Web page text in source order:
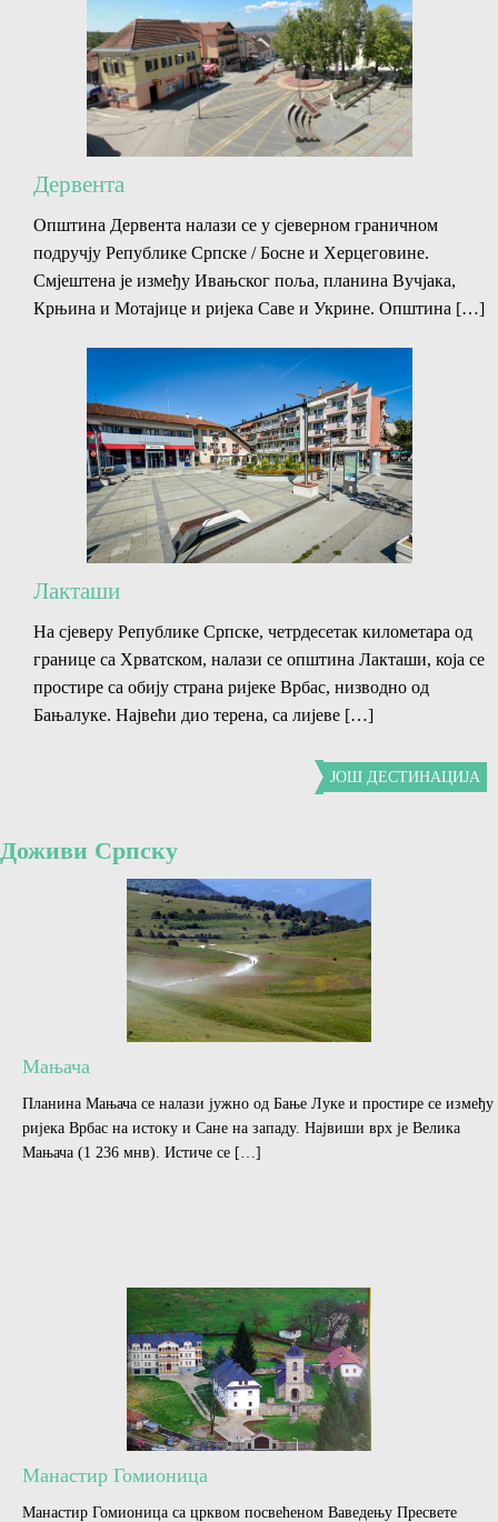
Дервента
Општина Дервента налази се у сјеверном граничном
подручју Републике Српске / Босне и Херцеговине.
Смјештена је између Ивањског поља, планина Вучјака,
Крњина и Мотајице и ријека Саве и Укрине. Општина […]
Лакташи
На сјеверу Републике Српске, четрдесетак километара од
границе са Хрватском, налази се општина Лакташи, која се
простире са обију страна ријеке Врбас, низводно од
Бањалуке. Највећи дио терена, са лијеве […]
ЈОШ ДЕСТИНАЦИЈА
Доживи Српску
Мањача
Планина Мањача се налази јужно од Бање Луке и простире се између
ријека Врбас на истоку и Сане на западу. Највиши врх је Велика
Мањача (1 236 мнв). Истиче се […]
Манастир Гомионица
Манастир Гомионица са црквом посвећеном Ваведењу Пресвете